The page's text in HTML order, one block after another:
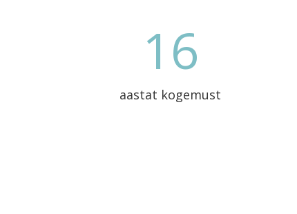
16
aastat kogemust